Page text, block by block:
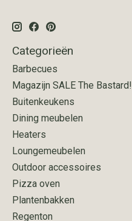
Categorieën
Barbecues
Magazijn SALE The Bastard!
Buitenkeukens
Dining meubelen
Heaters
Loungemeubelen
Outdoor accessoires
Pizza oven
Plantenbakken
Regenton